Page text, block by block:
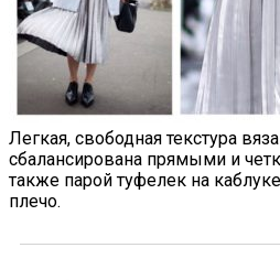
Легкая, свободная текстура
сбалансирована прямыми и
также парой туфелек на
плечо.